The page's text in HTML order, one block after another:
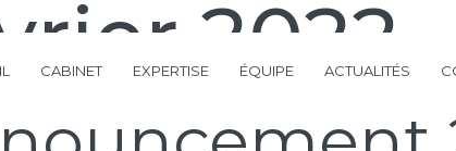
CABINET EXPERTISE ÉQUIPE ACTUALITÉS
2022